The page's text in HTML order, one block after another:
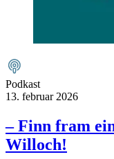
Podkast
13. februar 2026
– Finn fram
Willoch!